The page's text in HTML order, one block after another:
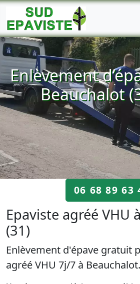
Enlèvement
Beauchalot
06 68 89 63
Epaviste agréé VHU
(31)
Enlèvement d'épave gratuit
agréé VHU 7j/7 à Beauchalot.